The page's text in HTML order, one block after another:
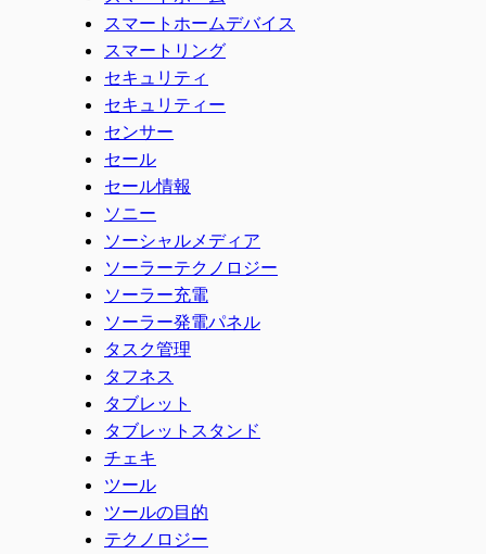
スマートホームデバイス
スマートリング
セキュリティ
セキュリティー
センサー
セール
セール情報
ソニー
ソーシャルメディア
ソーラーテクノロジー
ソーラー充電
ソーラー発電パネル
タスク管理
タフネス
タブレット
タブレットスタンド
チェキ
ツール
ツールの目的
テクノロジー